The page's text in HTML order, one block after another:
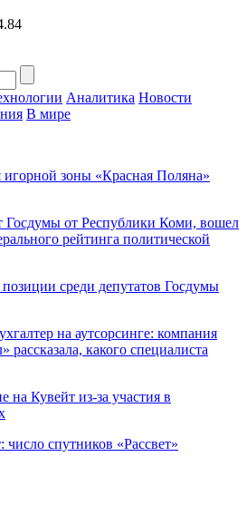
Аналитика Новости
В мире
зоны «Красная Поляна»
Госдумы от Республики Коми, вошел
рейтинга политической
среди депутатов Госдумы
на аутсорсинге: компания
рассказала, какого специалиста
на Кувейт из-за участия в
число спутников «Рассвет»